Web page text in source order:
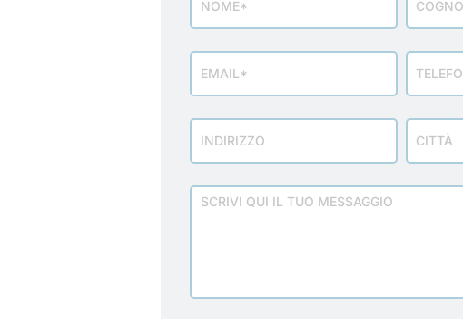
info
veicolo